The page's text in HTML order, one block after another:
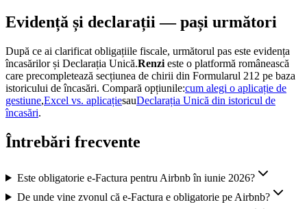
Evidență și declarații — pași următori
După ce ai clarificat obligațiile fiscale, următorul pas este evidența
încasărilor și Declarația Unică.Renzi este o platformă românească
care precompletează secțiunea de chirii din Formularul 212 pe baza
istoricului de încasări. Compară opțiunile:cum alegi o aplicație de
gestiune,Excel vs. aplicațiesauDeclarația Unică din istoricul de
încasări.
Întrebări frecvente
Este obligatorie e-Factura pentru Airbnb în iunie 2026?
De unde vine zvonul că e-Factura e obligatorie pe Airbnb?